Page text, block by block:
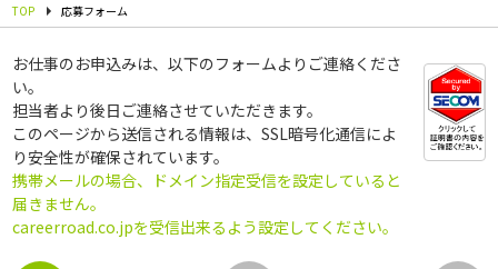
TOP 応募フォーム
お仕事のお申込みは、以下のフォームよりご連絡くださ
い。
担当者より後日ご連絡させていただきます。
このページから送信される情報は、SSL暗号化通信によ
り安全性が確保されています。
携帯メールの場合、ドメイン指定受信を設定していると
届きません。
careerroad.co.jpを受信出来るよう設定してください。